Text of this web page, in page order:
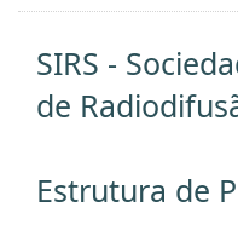
SIRS -
de
Estrutura de